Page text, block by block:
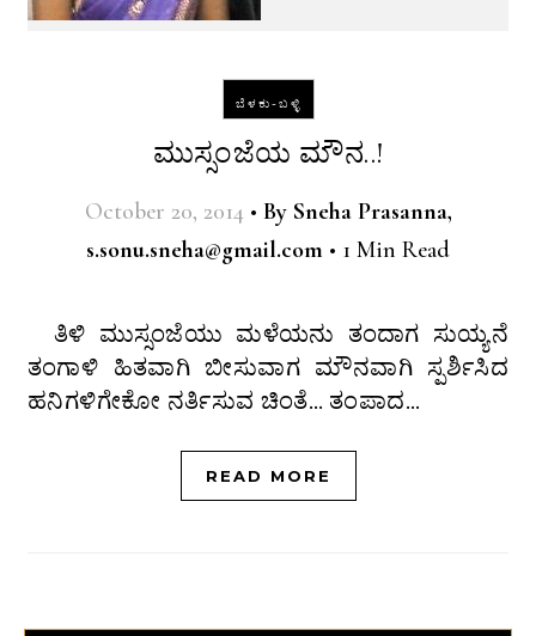
ಬೆಳಕು-ಬಳ್ಳಿ
ಮುಸ್ಸಂಜೆಯ ಮೌನ..!
October 20, 2014 • By Sneha Prasanna,
s.sonu.sneha@gmail.com • 1 Min Read
ತಿಳಿ ಮುಸ್ಸಂಜೆಯು ಮಳೆಯನು ತಂದಾಗ ಸುಯ್ಯನೆ
ತಂಗಾಳಿ ಹಿತವಾಗಿ ಬೀಸುವಾಗ ಮೌನವಾಗಿ ಸ್ಪರ್ಶಿಸಿದ
ಹನಿಗಳಿಗೇಕೋ ನರ್ತಿಸುವ ಚಿಂತೆ… ತಂಪಾದ…
READ MORE